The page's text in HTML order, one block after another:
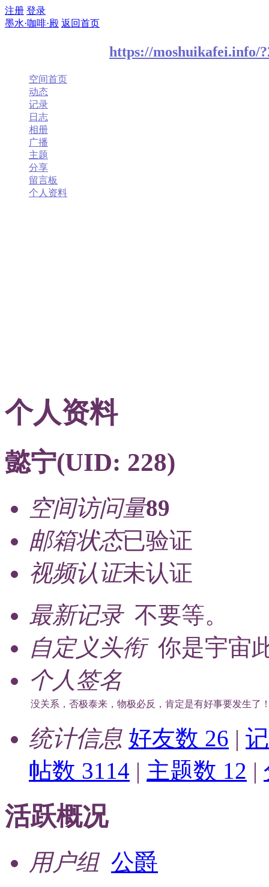
注册 登录
墨水·咖啡·殿 返回首页
https://moshuikafei.info/
空间首页
动态
记录
日志
相册
广播
主题
分享
留言板
个人资料
个人资料
懿宁(UID: 228)
空间访问量89
邮箱状态已验证
视频认证未认证
最新记录 不要等。
自定义头衔 你是宇宙
个人签名
没关系，否极泰来，物极必反，肯定是有好事要发生了
统计信息 好友数 26 |
帖数 3114 | 主题数 12 |
活跃概况
用户组 公爵